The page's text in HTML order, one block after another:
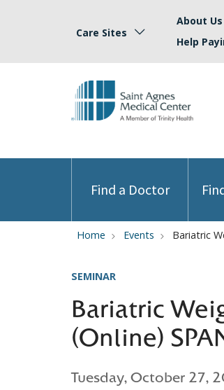
Care Sites
About Us
Help
Find a Doctor
Home Events Bariatric
SEMINAR
Bariatric
(Online)
Tuesday, October 27,